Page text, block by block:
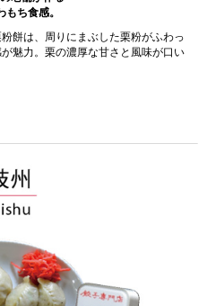
もち食感。
餅は、周りにまぶした栗粉がふわっ
魅力。栗の濃厚な甘さと風味が口い